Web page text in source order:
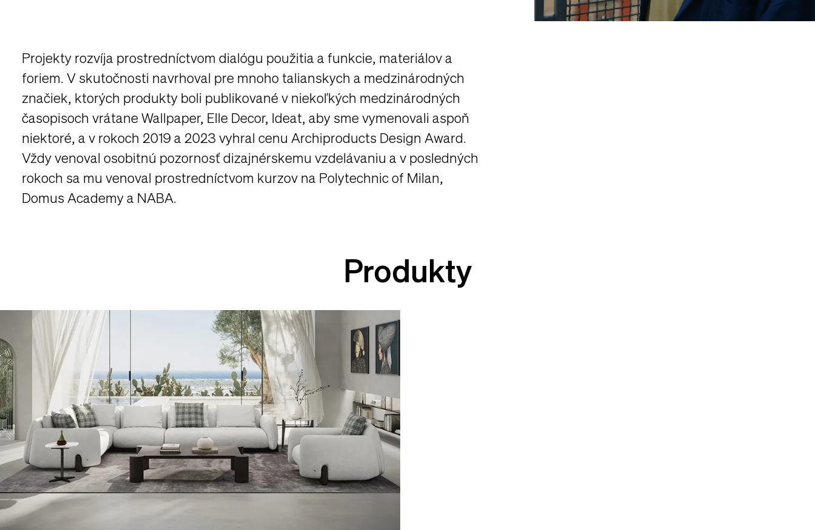
Projekty rozvíja prostredníctvom dialógu použitia a funkcie, materiálov a
foriem. V skutočnosti navrhoval pre mnoho talianskych a medzinárodných
značiek, ktorých produkty boli publikované v niekoľkých medzinárodných
časopisoch vrátane Wallpaper, Elle Decor, Ideat, aby sme vymenovali aspoň
niektoré, a v rokoch 2019 a 2023 vyhral cenu Archiproducts Design Award.
Vždy venoval osobitnú pozornosť dizajnérskemu vzdelávaniu a v posledných
rokoch sa mu venoval prostredníctvom kurzov na Polytechnic of Milan,
Domus Academy a NABA.
Produkty